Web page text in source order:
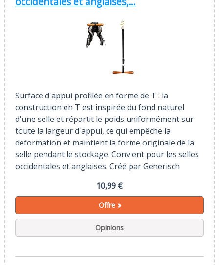
Surface d'appui profilée en forme de T : la
construction en T est inspirée du fond naturel
d'une selle et répartit le poids uniformément sur
toute la largeur d'appui, ce qui empêche la
déformation et maintient la forme originale de la
selle pendant le stockage. Convient pour les selles
occidentales et anglaises. Créé par Generisch
10,99 €
Offre
Opinions